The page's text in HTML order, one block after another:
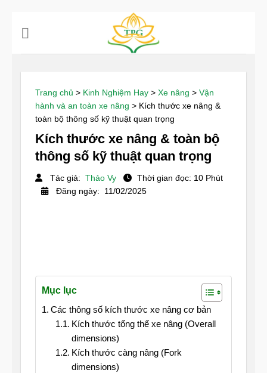
Trang chủ > Kinh Nghiệm Hay > Xe nâng > Vận
hành và an toàn xe nâng > Kích thước xe nâng &
toàn bộ thông số kỹ thuật quan trọng
Kích thước xe nâng & toàn bộ
thông số kỹ thuật quan trọng
Tác giả: Thảo Vy
Thời gian đọc: 10 Phút
Đăng ngày: 11/02/2025
Mục lục
Các thông số kích thước xe nâng cơ bản
Kích thước tổng thể xe nâng (Overall
dimensions)
Kích thước càng nâng (Fork
dimensions)